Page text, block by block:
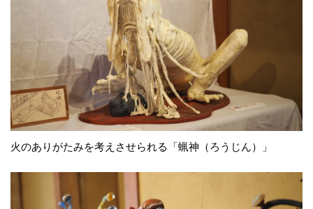
火のありがたみを考えさせられる「蝋神（ろうじん）」